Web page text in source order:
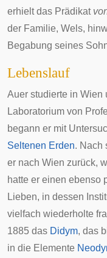
erhielt das Prädikat
der Familie, Wels,
Begabung seines
Lebenslauf
Auer studierte in Wien
Laboratorium von
begann er mit
Seltenen Erden. Nach
er nach Wien zurück,
hatte er einen ebenso
Lieben, in dessen
vielfach wiederholte
1885 das Didym, das
in die Elemente